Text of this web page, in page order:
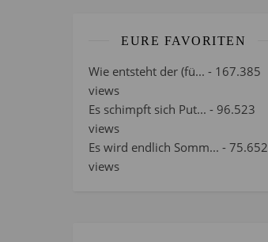
EURE FAVORITEN
Wie entsteht der (fü... - 167.385
views
Es schimpft sich Put... - 96.523
views
Es wird endlich Somm... - 75.652
views